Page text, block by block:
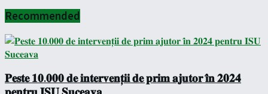
Recommended
𝐏𝐞𝐬𝐭𝐞 𝟏𝟎.𝟎𝟎𝟎 𝐝𝐞 𝐢𝐧𝐭𝐞𝐫𝐯𝐞𝐧𝐭̦𝐢𝐢 𝐝𝐞 𝐩𝐫𝐢𝐦 𝐚𝐣𝐮𝐭𝐨𝐫 𝐢̂𝐧 𝟐𝟎𝟐𝟒